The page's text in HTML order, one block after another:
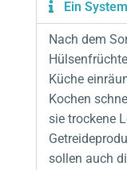
Ein
Nach dem
Küche
Kochen
sie trockene
sollen auch